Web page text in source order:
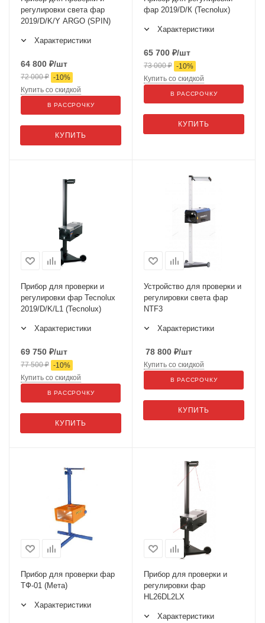
регулировки света фар
2019/D/K/Y ARGO (SPIN)
Характеристики
64 800 ₽/шт
72 000₽ -10%
КУПИТЬ
Купить со скидкой
В РАССРОЧКУ
фар 2019/D/К (Tecnolux)
Характеристики
65 700 ₽/шт
73 000₽ -10%
КУПИТЬ
Купить со скидкой
В РАССРОЧКУ
Прибор для проверки и
регулировки фар Tecnolux
2019/D/K/L1 (Tecnolux)
Характеристики
69 750 ₽/шт
77 500₽ -10%
КУПИТЬ
Купить со скидкой
В РАССРОЧКУ
Устройство для проверки и
регулировки света фар
NTF3
Характеристики
78 800 ₽/шт
КУПИТЬ
Купить со скидкой
В РАССРОЧКУ
Прибор для проверки фар
ТФ-01 (Мета)
Характеристики
Прибор для проверки и
регулировки фар
HL26DL2LX
Характеристики